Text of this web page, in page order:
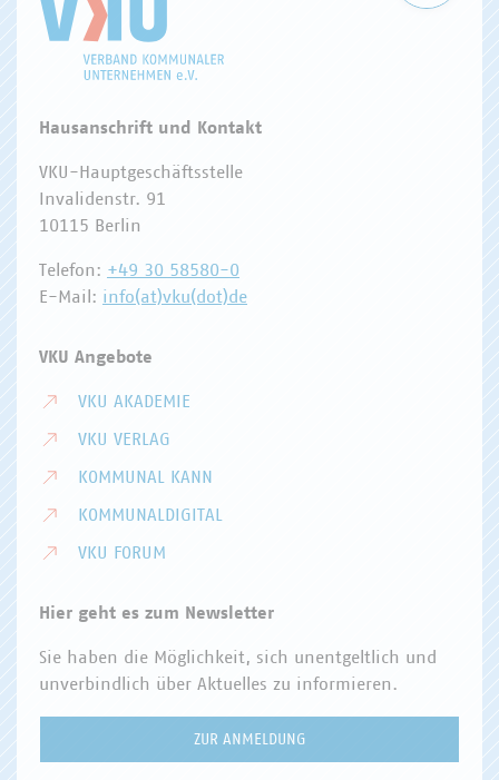
Hausanschrift und Kontakt
VKU-Hauptgeschäftsstelle
Invalidenstr. 91
10115 Berlin
Telefon: +49 30 58580-0
E-Mail: info(at)vku(dot)de
VKU Angebote
VKU AKADEMIE
VKU VERLAG
KOMMUNAL KANN
KOMMUNALDIGITAL
VKU FORUM
Hier geht es zum Newsletter
Sie haben die Möglichkeit, sich unentgeltlich und
unverbindlich über Aktuelles zu informieren.
ZUR ANMELDUNG